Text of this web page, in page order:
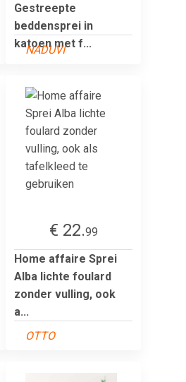
Gestreepte
beddensprei in
katoen met f...
NADUVI
€ 22.99
Home affaire Sprei
Alba lichte foulard
zonder vulling, ook
a...
OTTO